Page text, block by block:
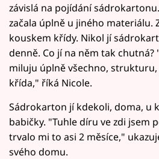
závislá na pojídání
začala úplně u jiného materiálu.
kouskem křídy. Nikol jí
denně. Co jí na něm tak
miluju úplně všechno,
křída," říká Nicole.
Sádrokarton jí kdekoli, doma, u
babičky. "Tuhle díru ve zdi jsem
trvalo mi to asi 2 měsíce,"
svého domu.